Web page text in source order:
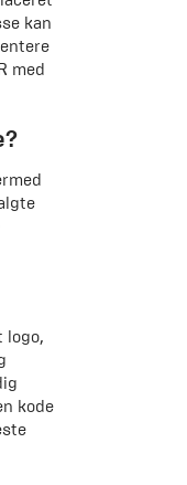
kan
med
logo,
kode